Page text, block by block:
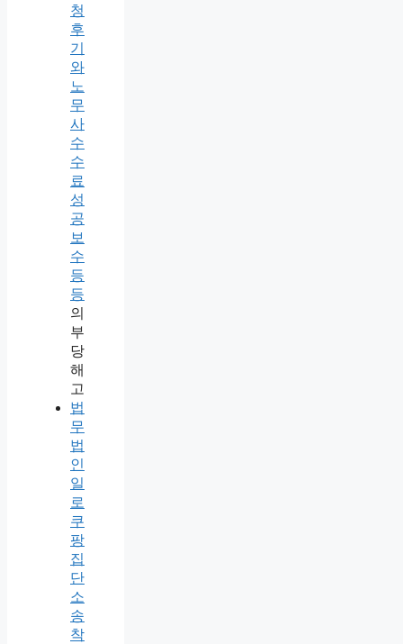
청
후
기
와
노
무
사
수
수
료
성
공
보
수
등
등
의
부
당
해
고
법
무
법
인
일
로
쿠
팡
집
단
소
송
착